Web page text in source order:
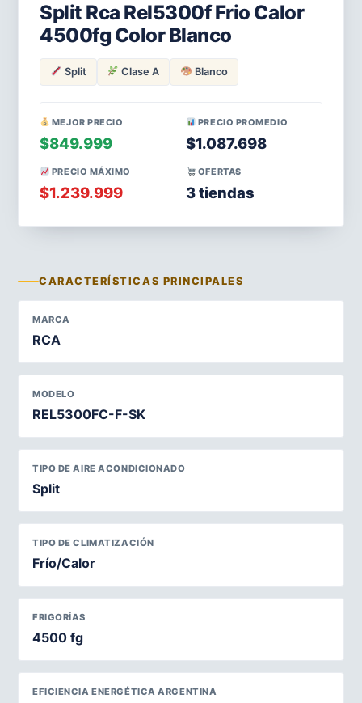
Split Rca Rel5300f Frio Calor
4500fg Color Blanco
Split Clase A Blanco
MEJOR PRECIO
$849.999
PRECIO PROMEDIO
$1.087.698
PRECIO MÁXIMO
$1.239.999
OFERTAS
3 tiendas
CARACTERÍSTICAS PRINCIPALES
MARCA
RCA
MODELO
REL5300FC-F-SK
TIPO DE AIRE ACONDICIONADO
Split
TIPO DE CLIMATIZACIÓN
Frío/Calor
FRIGORÍAS
4500 fg
EFICIENCIA ENERGÉTICA ARGENTINA